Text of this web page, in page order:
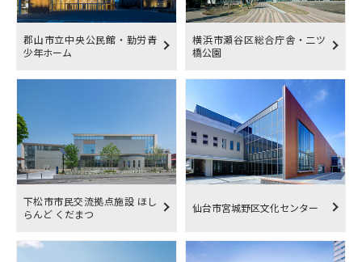
郡山市立中央公民館・勤労青
少年ホーム
横浜市瀬谷区総合庁舎・二ツ
橋公園
下松市市民交流拠点施設 ほし
らんど くだまつ
仙台市宮城野区文化センター